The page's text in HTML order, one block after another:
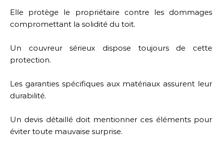
Elle protège le propriétaire contre les dommages
compromettant la solidité du toit.
Un couvreur sérieux dispose toujours de cette
protection.
Les garanties spécifiques aux matériaux assurent leur
durabilité.
Un devis détaillé doit mentionner ces éléments pour
éviter toute mauvaise surprise.